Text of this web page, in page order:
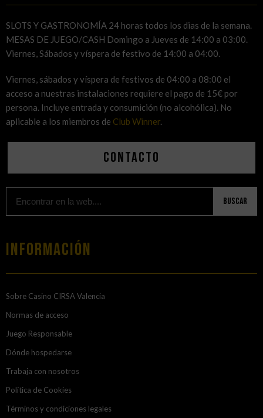
SLOTS Y GASTRONOMÍA 24 horas todos los dias de la semana.
MESAS DE JUEGO/CASH Domingo a Jueves de 14:00 a 03:00.
Viernes, Sábados y víspera de festivo de 14:00 a 04:00.
Viernes, sábados y víspera de festivos de 04:00 a 08:00 el
acceso a nuestras instalaciones requiere el pago de 15€ por
persona. Incluye entrada y consumición (no alcohólica). No
aplicable a los miembros de Club Winner.
Contacto
Buscar
Información
Sobre Casino CIRSA Valencia
Normas de acceso
Juego Responsable
Dónde hospedarse
Trabaja con nosotros
Política de Cookies
Términos y condiciones legales